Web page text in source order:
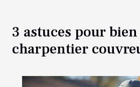
3 astuces pour
charpentier